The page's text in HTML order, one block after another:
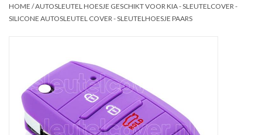
HOME /AUTOSLEUTEL HOESJE GESCHIKT VOOR KIA - SLEUTELCOVER -
SILICONE AUTOSLEUTEL COVER - SLEUTELHOESJE PAARS